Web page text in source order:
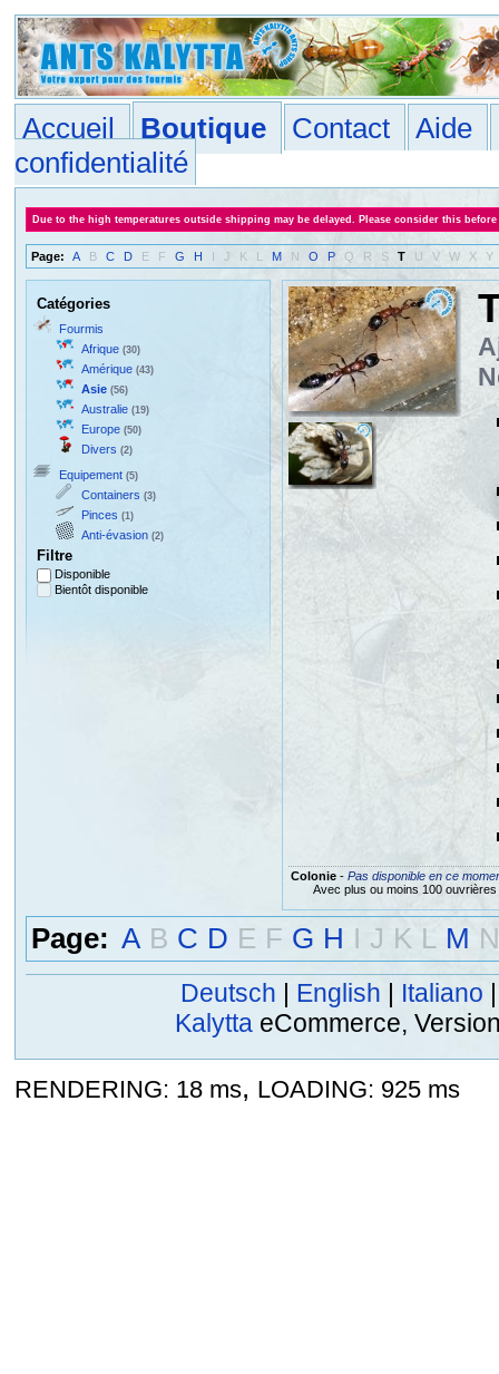
Accueil Boutique Contact Aide
confidentialité
Due to the high temperatures outside shipping may be delayed. Please consider this
Page: A B C D E F G H I J K L M N O P Q R S T U V W X Y
Catégories
Fourmis
Afrique (30)
Amérique (43)
Asie (56)
Australie (19)
Europe (50)
Divers (2)
Equipement (5)
Containers (3)
Pinces (1)
Anti-évasion (2)
Filtre
Disponible
Bientôt disponible
Colonie- Pas disponible en ce
Avec plus ou moins 100 ouvrières
Page: A B C D E F G H I J K L M N
Deutsch | English | Italiano
Kalytta eCommerce,
RENDERING: 18 ms, LOADING: 925 ms